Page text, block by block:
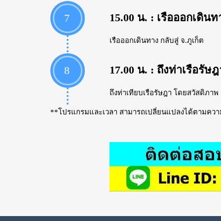
7 15.00 น. : เรือออกเดินท
เรือออกเดินทาง กลับสู่ จ.ภูเก็ต
8 17.00 น. : ถึงท่าเรือรัษ
ถึงท่าเทียบเรือรัษฎา โดยสวัสดิภาพ
**โปรแกรมและเวลา สามารถเปลี่ยนแปลงได้ตามค